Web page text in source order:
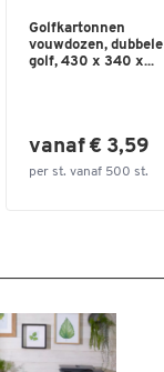
Golfkartonnen
vouwdozen, dubbele
golf, 430 x 340 x...
vanaf € 3,59
per st. vanaf 500 st.